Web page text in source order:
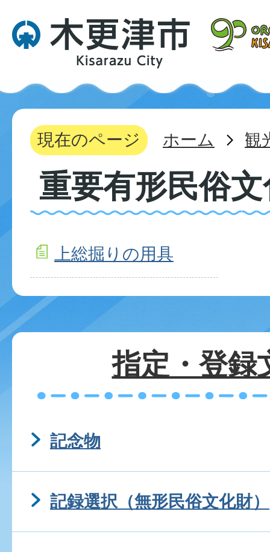
現在のページ ホーム 観
重要有形民俗
上総掘りの用具
指定・登録
記念物
記録選択（無形民俗文化財）